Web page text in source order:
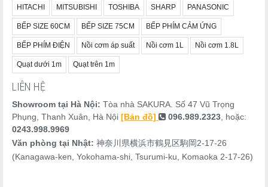
HITACHI MITSUBISHI TOSHIBA SHARP PANASONIC
BẾP SIZE 60CM BẾP SIZE 75CM BẾP PHÍM CẢM ỨNG
BẾP PHÍM ĐIỆN Nồi cơm áp suất Nồi cơm 1L Nồi cơm 1.8L
Quạt dưới 1m Quạt trên 1m
LIÊN HỆ
Showroom tại Hà Nội: Tòa nhà SAKURA. Số 47 Vũ Trọng
Phụng, Thanh Xuân, Hà Nội [Bản đồ] 096.989.2323 , hoặc:
0243.998.9969
Văn phòng tại Nhật: 神奈川県横浜市鶴見区駒岡2-17-26
(Kanagawa-ken, Yokohama-shi, Tsurumi-ku, Komaoka 2-17-26)